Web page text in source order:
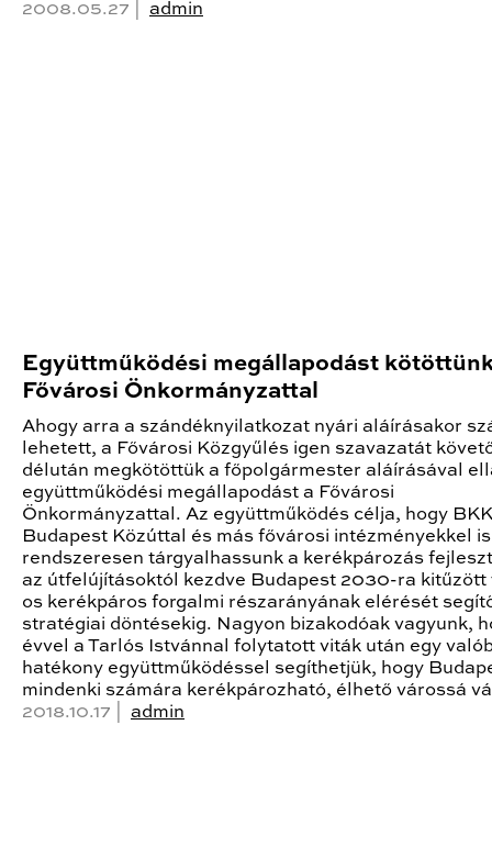
2008.05.27 | admin
Együttműködési megállapodást
Fővárosi Önkormányzattal
Ahogy arra a szándéknyilatkozat nyári aláírásakor
lehetett, a Fővárosi Közgyűlés igen szavazatát
délután megkötöttük a főpolgármester aláírásával
együttműködési megállapodást a Fővárosi
Önkormányzattal. Az együttműködés célja, hogy
Budapest Közúttal és más fővárosi intézményekkel is
rendszeresen tárgyalhassunk a kerékpározás
az útfelújításoktól kezdve Budapest 2030-ra kitűzött
os kerékpáros forgalmi részarányának elérését
stratégiai döntésekig. Nagyon bizakodóak vagyunk,
évvel a Tarlós Istvánnal folytatott viták után egy
hatékony együttműködéssel segíthetjük, hogy
mindenki számára kerékpározható, élhető várossá
2018.10.17 | admin